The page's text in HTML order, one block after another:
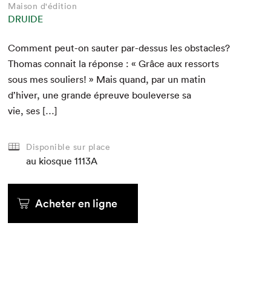
Maison d'édition
DRUIDE
Com­ment peut-on sauter par-dessus les obsta­cles?
Thomas con­nait la réponse : « Grâce aux ressorts
sous mes souliers! » Mais quand, par un matin
d’hiver, une grande épreuve boule­verse sa
vie, ses […]
Disponible sur place
au kiosque 1113A
Acheter en ligne